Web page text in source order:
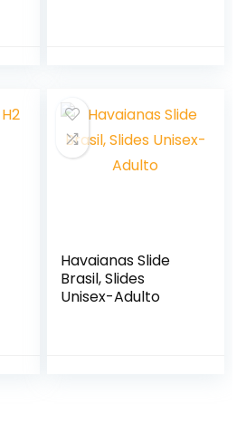
Havaianas Slide
Brasil, Slides
Unisex-Adulto